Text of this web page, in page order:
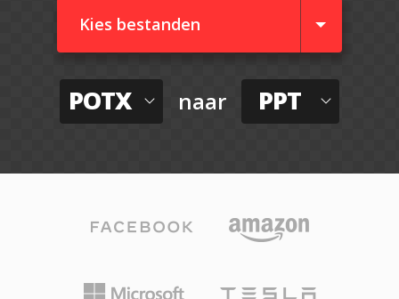
Kies bestanden
POTX naar PPT